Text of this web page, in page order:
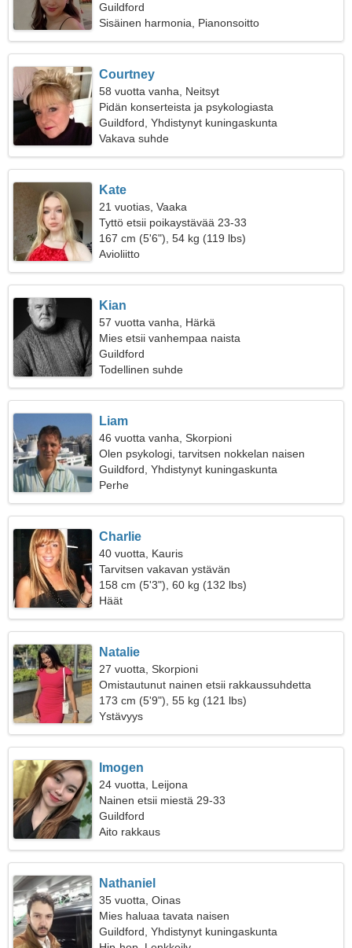
Guildford
Sisäinen harmonia, Pianonsoitto
Courtney
58 vuotta vanha, Neitsyt
Pidän konserteista ja psykologiasta
Guildford, Yhdistynyt kuningaskunta
Vakava suhde
Kate
21 vuotias, Vaaka
Tyttö etsii poikaystävää 23-33
167 cm (5'6"), 54 kg (119 lbs)
Avioliitto
Kian
57 vuotta vanha, Härkä
Mies etsii vanhempaa naista
Guildford
Todellinen suhde
Liam
46 vuotta vanha, Skorpioni
Olen psykologi, tarvitsen nokkelan naisen
Guildford, Yhdistynyt kuningaskunta
Perhe
Charlie
40 vuotta, Kauris
Tarvitsen vakavan ystävän
158 cm (5'3"), 60 kg (132 lbs)
Häät
Natalie
27 vuotta, Skorpioni
Omistautunut nainen etsii rakkaussuhdetta
173 cm (5'9"), 55 kg (121 lbs)
Ystävyys
Imogen
24 vuotta, Leijona
Nainen etsii miestä 29-33
Guildford
Aito rakkaus
Nathaniel
35 vuotta, Oinas
Mies haluaa tavata naisen
Guildford, Yhdistynyt kuningaskunta